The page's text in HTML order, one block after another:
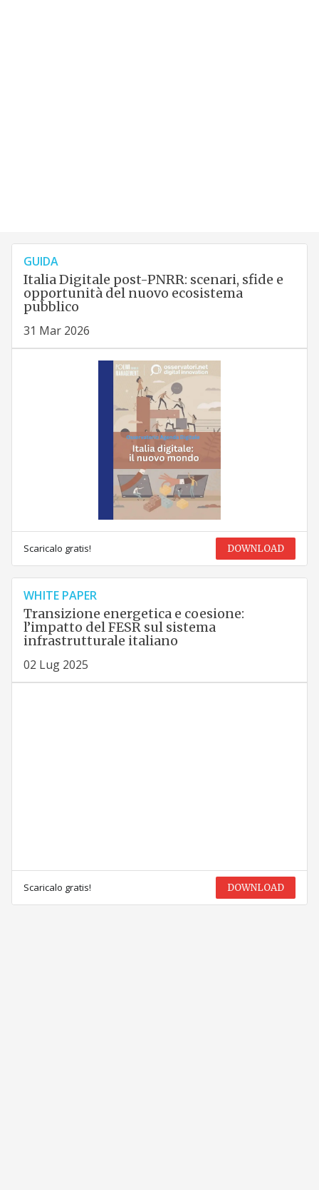
GUIDA
Italia Digitale post-PNRR: scenari, sfide e
opportunità del nuovo ecosistema
pubblico
31 Mar 2026
Scaricalo gratis! DOWNLOAD
WHITE PAPER
Transizione energetica e coesione:
l’impatto del FESR sul sistema
infrastrutturale italiano
02 Lug 2025
Scaricalo gratis! DOWNLOAD